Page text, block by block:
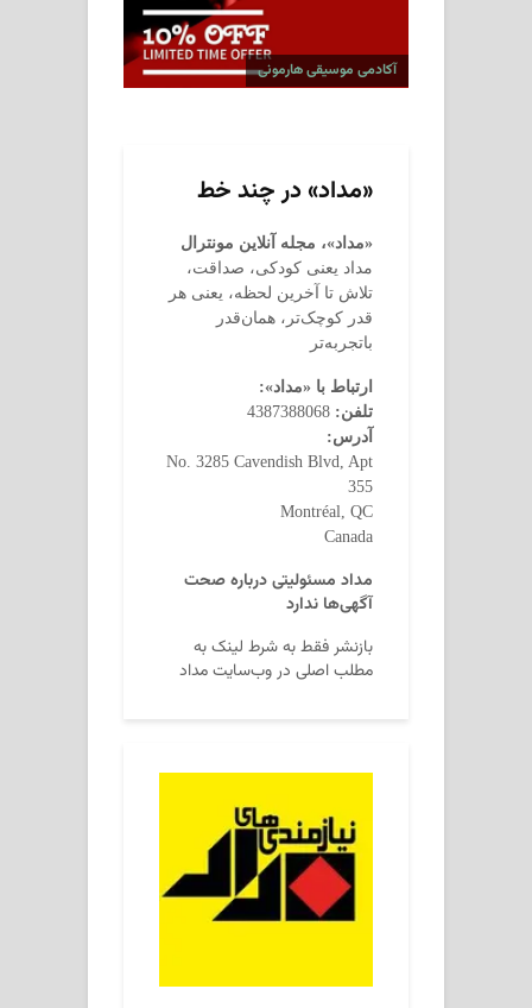
آکادمی موسیقی هارمونی
«مداد» در چند خط
«مداد»، مجله آنلاین مونترال
مداد یعنی کودکی، صداقت،
تلاش تا آخرین لحظه، یعنی هر
قدر کوچک‌تر، همان‌قدر
باتجربه‌تر
ارتباط با «مداد»:
تلفن:
آدرس:
No. 3285 Cavendish Blvd, Apt
355
Montréal, QC
Canada
مداد مسئولیتی درباره صحت
آگهی‌ها ندارد
بازنشر فقط به شرط لینک به
مطلب اصلی در وب‌سایت مداد